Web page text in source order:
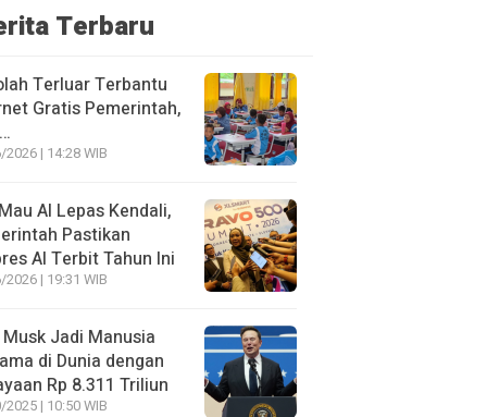
Terbaru
Terluar Terbantu
Gratis Pemerintah,
| 14:28 WIB
AI Lepas Kendali,
Pastikan
AI Terbit Tahun Ini
| 19:31 WIB
Jadi Manusia
di Dunia dengan
Rp 8.311 Triliun
| 10:50 WIB